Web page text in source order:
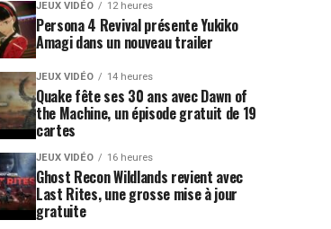
JEUX VIDÉO 12 heures
Persona 4 Revival présente Yukiko
Amagi dans un nouveau trailer
JEUX VIDÉO 14 heures
Quake fête ses 30 ans avec Dawn of
the Machine, un épisode gratuit de 19
cartes
JEUX VIDÉO 16 heures
Ghost Recon Wildlands revient avec
Last Rites, une grosse mise à jour
gratuite